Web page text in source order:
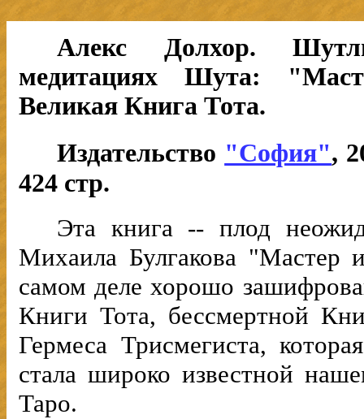
Алекс Долхор.
медитациях Шута:
Великая Книга Тота.
Издательство "София",
424 стр.
Эта книга -- плод
Михаила Булгакова "Мастер
самом деле хорошо
Книги Тота, бесcмертной
Гермеса Трисмегиста,
стала широко известной
Таро.